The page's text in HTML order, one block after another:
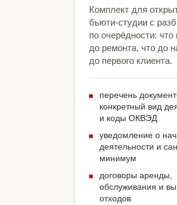
Комплект для
бьюти-студии с
по очерёдности: что
до ремонта, что до
до первого клиента.
перечень
конкретный вид
и коды ОКВЭД
уведомление о
деятельности и
минимум
договоры аренды,
обслуживания и
отходов